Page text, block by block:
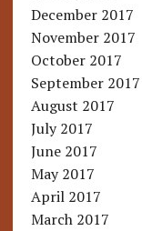
December 2017
November 2017
October 2017
September 2017
August 2017
July 2017
June 2017
May 2017
April 2017
March 2017